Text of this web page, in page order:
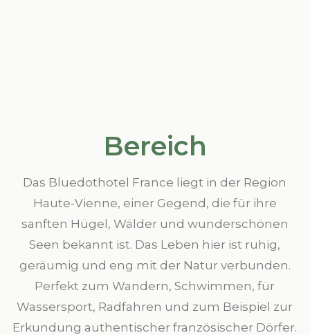
Bereich
Das Bluedothotel France liegt in der Region
Haute-Vienne, einer Gegend, die für ihre
sanften Hügel, Wälder und wunderschönen
Seen bekannt ist. Das Leben hier ist ruhig,
geräumig und eng mit der Natur verbunden.
Perfekt zum Wandern, Schwimmen, für
Wassersport, Radfahren und zum Beispiel zur
Erkundung authentischer französischer Dörfer.